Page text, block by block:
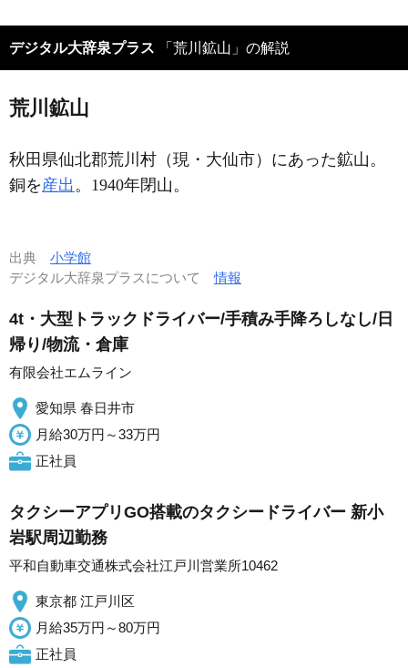
デジタル大辞泉プラス 「荒川鉱山」の解説
荒川鉱山
秋田県仙北郡荒川村（現・大仙市）にあった鉱山。
銅を産出。1940年閉山。
出典 小学館
デジタル大辞泉プラスについて情報
4t・大型トラックドライバー/手積み手降ろしなし/日
帰り/物流・倉庫
有限会社エムライン
愛知県 春日井市
月給30万円～33万円
正社員
タクシーアプリGO搭載のタクシードライバー 新小
岩駅周辺勤務
平和自動車交通株式会社江戸川営業所10462
東京都 江戸川区
月給35万円～80万円
正社員